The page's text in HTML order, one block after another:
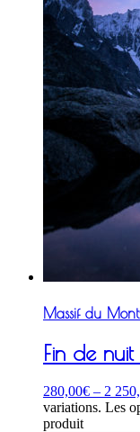
Massif du
Fin de
280,00€ – 2
variations. Les
produit